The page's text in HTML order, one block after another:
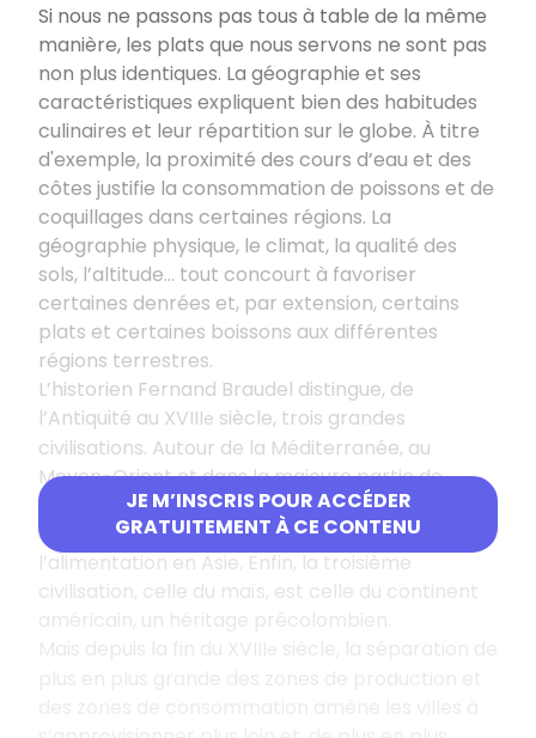
JE M’INSCRIS POUR ACCÉDER
GRATUITEMENT À CE CONTENU
Si nous ne passons pas tous à table de la même
manière, les plats que nous servons ne sont pas
non plus identiques. La géographie et ses
caractéristiques expliquent bien des habitudes
culinaires et leur répartition sur le globe. À titre
d'exemple, la proximité des cours d’eau et des
côtes justifie la consommation de poissons et de
coquillages dans certaines régions. La
géographie physique, le climat, la qualité des
sols, l’altitude… tout concourt à favoriser
certaines denrées et, par extension, certains
plats et certaines boissons aux différentes
régions terrestres.
L’historien Fernand Braudel distingue, de
l’Antiquité au XVIIIe siècle, trois grandes
civilisations. Autour de la Méditerranée, au
Moyen-Orient et dans la majeure partie de
l’Europe, c’est le blé qui domine. Le riz, quant à lui,
est la culture principale et la base de
l’alimentation en Asie. Enfin, la troisième
civilisation, celle du maïs, est celle du continent
américain, un héritage précolombien.